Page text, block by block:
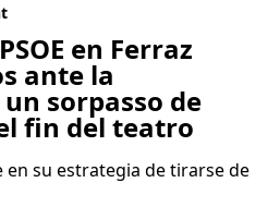
en Ferraz
ante la
sorpasso de
fin del teatro
en su estrategia de tirarse de